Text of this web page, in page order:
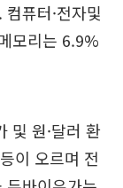
퓨터·전자및
모리는 6.9%
및 원·달러 환
이 오르며 전